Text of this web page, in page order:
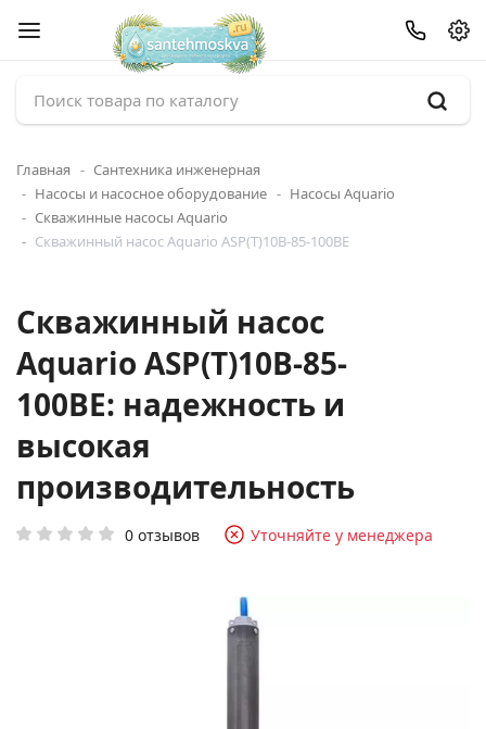
Главная
Сантехника инженерная
Насосы и насосное оборудование
Насосы Aquario
Скважинные насосы Aquario
Скважинный насос Aquario ASP(T)10B-85-100BE
Скважинный насос
Aquario ASP(T)10B-85-
100BE: надежность и
высокая
производительность
0 отзывов Уточняйте у менеджера